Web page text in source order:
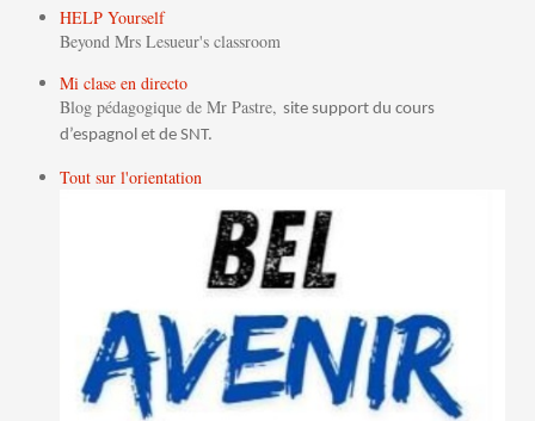
HELP Yourself
Beyond Mrs Lesueur's classroom
Mi clase en directo
Blog pédagogique de Mr Pastre, site support du cours
d’espagnol et de SNT.
Tout sur l'orientation